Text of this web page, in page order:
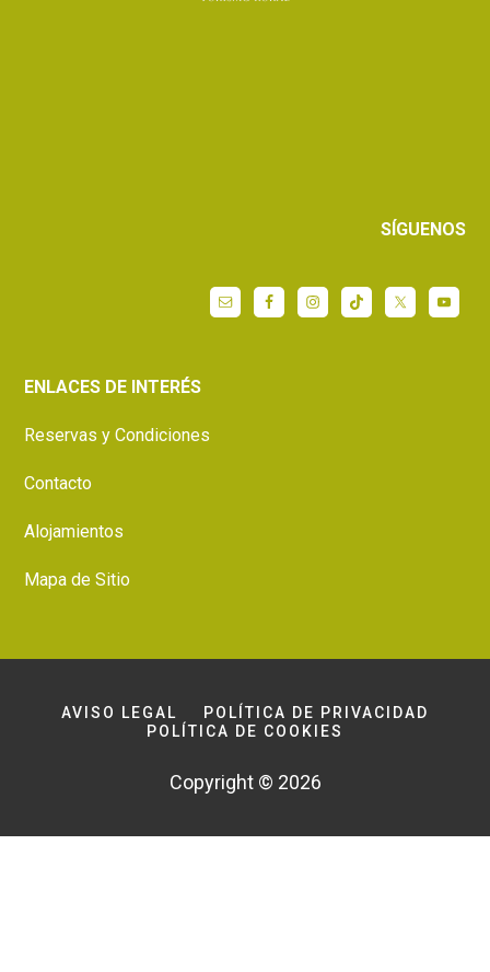
SÍGUENOS
ENLACES DE INTERÉS
Reservas y Condiciones
Contacto
Alojamientos
Mapa de Sitio
AVISO LEGAL
POLÍTICA DE PRIVACIDAD
POLÍTICA DE COOKIES
Copyright © 2026